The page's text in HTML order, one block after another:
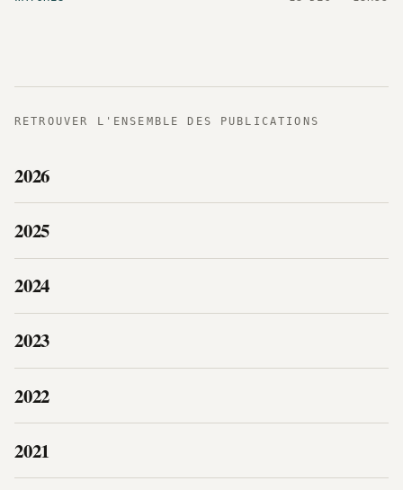
RETROUVER L'ENSEMBLE DES PUBLICATIONS
2026
2025
2024
2023
2022
2021